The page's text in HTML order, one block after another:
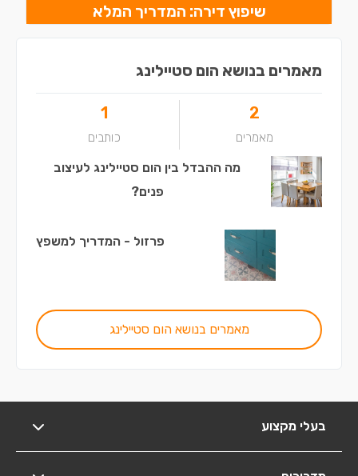
שיפוץ דירה: המדריך המלא
מאמרים בנושא הום סטיילינג
2
מאמרים
1
כותבים
מה ההבדל בין הום סטיילינג לעיצוב
פנים?
פרזול - המדריך למשפץ
מאמרים בנושא הום סטיילינג
בעלי מקצוע